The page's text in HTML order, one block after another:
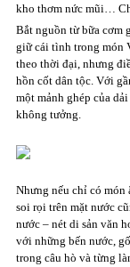
kho thơm nức mũi…
Bắt nguồn từ bữa
giữ cái tình trong món
theo thời đại, nhưng
hồn cốt dân tộc. Với
một mảnh ghép của
không tưởng.
Nhưng nếu chỉ có
soi rọi trên mặt nước
nước – nét di sản văn
với những bến nước,
trong câu hò và từng